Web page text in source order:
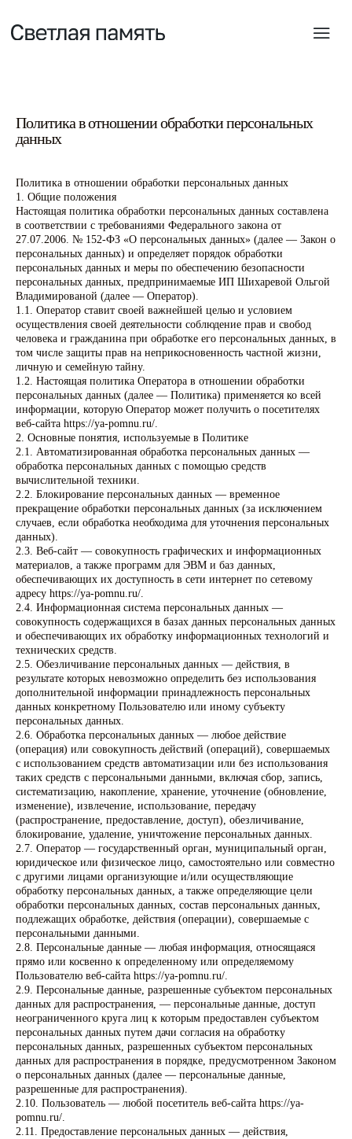
Политика в отношении обработки персональных
данных
Политика в отношении обработки персональных данных
1. Общие положения
Настоящая политика обработки персональных данных составлена
в соответствии с требованиями Федерального закона от
27.07.2006. № 152-ФЗ «О персональных данных» (далее — Закон о
персональных данных) и определяет порядок обработки
персональных данных и меры по обеспечению безопасности
персональных данных, предпринимаемые ИП Шихаревой Ольгой
Владимированой (далее — Оператор).
1.1. Оператор ставит своей важнейшей целью и условием
осуществления своей деятельности соблюдение прав и свобод
человека и гражданина при обработке его персональных данных, в
том числе защиты прав на неприкосновенность частной жизни,
личную и семейную тайну.
1.2. Настоящая политика Оператора в отношении обработки
персональных данных (далее — Политика) применяется ко всей
информации, которую Оператор может получить о посетителях
веб-сайта https://ya-pomnu.ru/.
2. Основные понятия, используемые в Политике
2.1. Автоматизированная обработка персональных данных —
обработка персональных данных с помощью средств
вычислительной техники.
2.2. Блокирование персональных данных — временное
прекращение обработки персональных данных (за исключением
случаев, если обработка необходима для уточнения персональных
данных).
2.3. Веб-сайт — совокупность графических и информационных
материалов, а также программ для ЭВМ и баз данных,
обеспечивающих их доступность в сети интернет по сетевому
адресу https://ya-pomnu.ru/.
2.4. Информационная система персональных данных —
совокупность содержащихся в базах данных персональных данных
и обеспечивающих их обработку информационных технологий и
технических средств.
2.5. Обезличивание персональных данных — действия, в
результате которых невозможно определить без использования
дополнительной информации принадлежность персональных
данных конкретному Пользователю или иному субъекту
персональных данных.
2.6. Обработка персональных данных — любое действие
(операция) или совокупность действий (операций), совершаемых
с использованием средств автоматизации или без использования
таких средств с персональными данными, включая сбор, запись,
систематизацию, накопление, хранение, уточнение (обновление,
изменение), извлечение, использование, передачу
(распространение, предоставление, доступ), обезличивание,
блокирование, удаление, уничтожение персональных данных.
2.7. Оператор — государственный орган, муниципальный орган,
юридическое или физическое лицо, самостоятельно или совместно
с другими лицами организующие и/или осуществляющие
обработку персональных данных, а также определяющие цели
обработки персональных данных, состав персональных данных,
подлежащих обработке, действия (операции), совершаемые с
персональными данными.
2.8. Персональные данные — любая информация, относящаяся
прямо или косвенно к определенному или определяемому
Пользователю веб-сайта https://ya-pomnu.ru/.
2.9. Персональные данные, разрешенные субъектом персональных
данных для распространения, — персональные данные, доступ
неограниченного круга лиц к которым предоставлен субъектом
персональных данных путем дачи согласия на обработку
персональных данных, разрешенных субъектом персональных
данных для распространения в порядке, предусмотренном Законом
о персональных данных (далее — персональные данные,
разрешенные для распространения).
2.10. Пользователь — любой посетитель веб-сайта https://ya-
pomnu.ru/.
2.11. Предоставление персональных данных — действия,